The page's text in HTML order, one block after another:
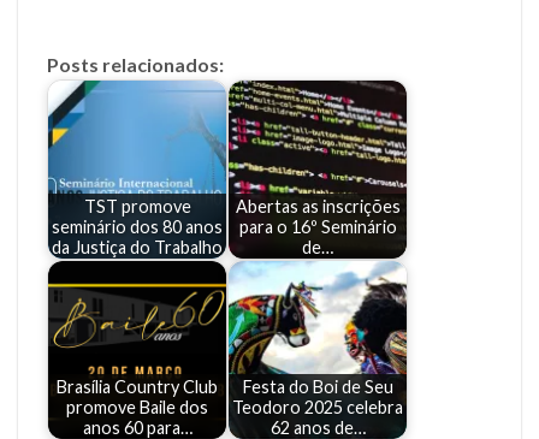
Posts relacionados:
TST promove
seminário dos 80 anos
da Justiça do Trabalho
Abertas as inscrições
para o 16º Seminário
de…
Brasília Country Club
promove Baile dos
anos 60 para…
Festa do Boi de Seu
Teodoro 2025 celebra
62 anos de…